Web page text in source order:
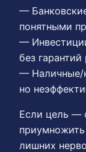
—
понятными
—
без гарантий
— Наличные/
но
Если цель —
лишних